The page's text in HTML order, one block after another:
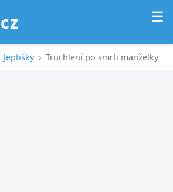
☰
Jeptišky › Truchlení po smrti manželky